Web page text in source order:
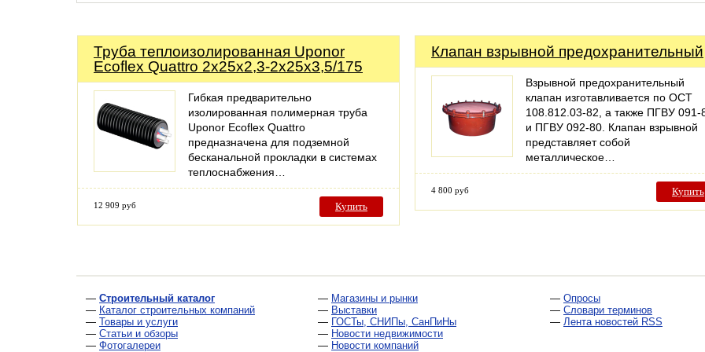
Труба теплоизолированная Uponor
Ecoflex Quattro 2x25x2,3-2x25x3,5/175
Гибкая предварительно
изолированная полимерная труба
Uponor Ecoflex Quattro
предназначена для подземной
бесканальной прокладки в системах
теплоснабжения…
12 909 руб Купить
Клапан взрывной предохранительный
Взрывной предохранительный
клапан изготавливается по ОСТ
108.812.03-82, а также ПГВУ 091-
и ПГВУ 092-80. Клапан взрывной
представляет собой
металлическое…
4 800 руб Купить
— Строительный каталог
— Каталог строительных компаний
— Товары и услуги
— Статьи и обзоры
— Фотогалереи
— Магазины и рынки
— Выставки
— ГОСТы, СНИПы, СанПиНы
— Новости недвижимости
— Новости компаний
— Опросы
— Словари терминов
— Лента новостей RSS